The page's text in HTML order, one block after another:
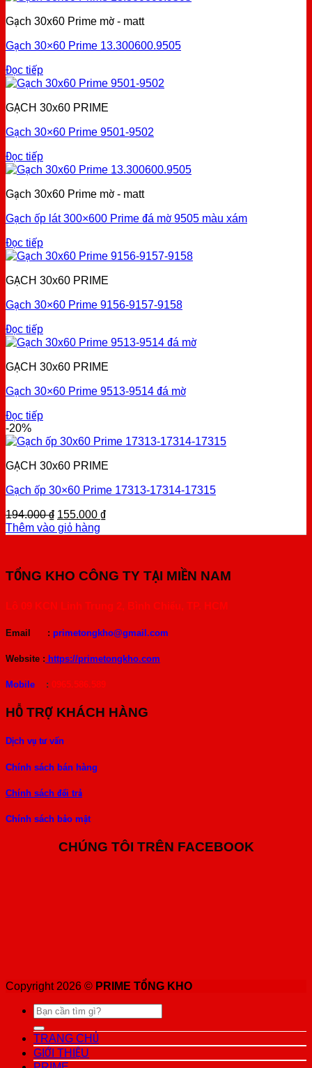
Gạch 30x60 Prime mờ - matt
Gạch 30×60 Prime 13.300600.9505
Đọc tiếp
GẠCH 30x60 PRIME
Gạch 30×60 Prime 9501-9502
Đọc tiếp
Gạch 30x60 Prime mờ - matt
Gạch ốp lát 300×600 Prime đá mờ 9505 màu xám
Đọc tiếp
GẠCH 30x60 PRIME
Gạch 30×60 Prime 9156-9157-9158
Đọc tiếp
GẠCH 30x60 PRIME
Gạch 30×60 Prime 9513-9514 đá mờ
Đọc tiếp
-20%
GẠCH 30x60 PRIME
Gạch ốp 30×60 Prime 17313-17314-17315
194.000₫ Original
price
was:
155.000 ₫Current
is:
Thêm vào giỏ hàng
TỔNG KHO CÔNG TY TẠI MIỀN NAM
Lô 09 KCN Linh Trung 2, Bình Chiểu, TP. HCM
Email : primetongkho@gmail.com
Website : https://primetongkho.com
Mobile : 0965.586.589
HỖ TRỢ KHÁCH HÀNG
Dịch vụ tư vấn
Chính sách bán hàng
Chính sách đổi trả
Chính sách bảo mật
CHÚNG TÔI TRÊN FACEBOOK
Copyright 2026 © PRIME TỔNG KHO
Tìm
kiếm:
TRANG CHỦ
GIỚI THIỆU